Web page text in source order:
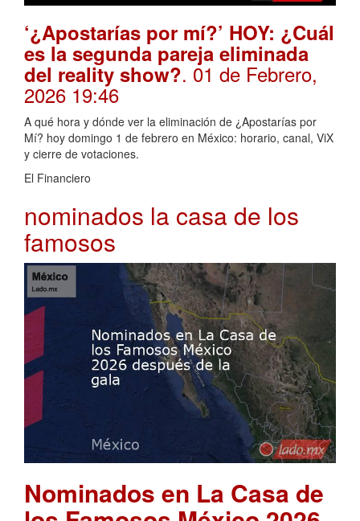
‘¿Apostarías por mí?’ HOY: ¿Cuál
es la segunda pareja eliminada
del reality show?. 01 de Febrero,
2026 19:46
A qué hora y dónde ver la eliminación de ¿Apostarías por
Mí? hoy domingo 1 de febrero en México: horario, canal, ViX
y cierre de votaciones.
El Financiero
nominados la casa de los
famosos
Nominados en La Casa de